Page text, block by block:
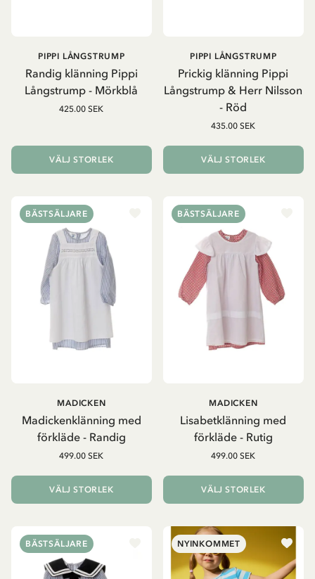
Randig klänning Pippi
Långstrump - Mörkblå
PIPPI LÅNGSTRUMP
425.00 SEK
VÄLJ STORLEK
Prickig klänning Pippi
Långstrump & Herr Nilsson
- Röd
PIPPI LÅNGSTRUMP
435.00 SEK
VÄLJ STORLEK
BÄSTSÄLJARE
Madickenklänning med
förkläde - Randig
MADICKEN
499.00 SEK
VÄLJ STORLEK
BÄSTSÄLJARE
Lisabetklänning med
förkläde - Rutig
MADICKEN
499.00 SEK
VÄLJ STORLEK
BÄSTSÄLJARE NYINKOMMET